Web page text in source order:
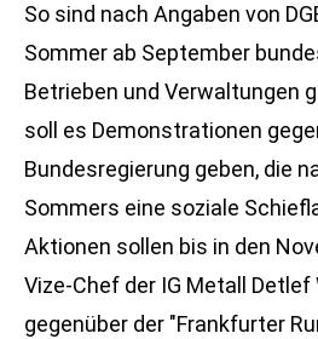
So sind nach Angaben von
Sommer ab September
Betrieben und Verwaltungen
soll es Demonstrationen
Bundesregierung geben, die
Sommers eine soziale
Aktionen sollen bis in den
Vize-Chef der IG Metall
gegenüber der "Frankfurter